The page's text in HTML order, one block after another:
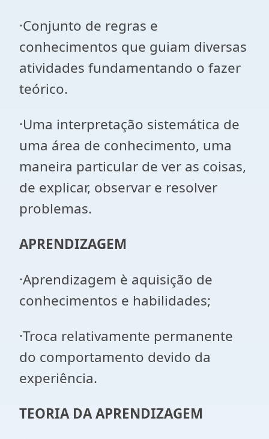
·Conjunto de regras e
conhecimentos que guiam diversas
atividades fundamentando o fazer
teórico.
·Uma interpretação sistemática de
uma área de conhecimento, uma
maneira particular de ver as coisas,
de explicar, observar e resolver
problemas.
APRENDIZAGEM
·Aprendizagem è aquisição de
conhecimentos e habilidades;
·Troca relativamente permanente
do comportamento devido da
experiência.
TEORIA DA APRENDIZAGEM